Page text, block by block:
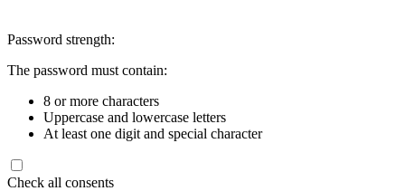
Password strength:
The password must contain:
8 or more characters
Uppercase and lowercase letters
At least one digit and special character
Check all consents